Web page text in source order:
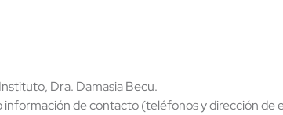
Dra. Damasia Becu.
de contacto (teléfonos y dirección de